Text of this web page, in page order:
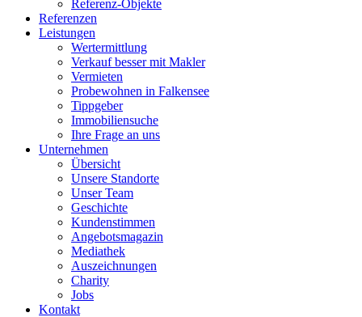
Referenz-Objekte
Referenzen
Leistungen
Wertermittlung
Verkauf besser mit Makler
Vermieten
Probewohnen in Falkensee
Tippgeber
Immobiliensuche
Ihre Frage an uns
Unternehmen
Übersicht
Unsere Standorte
Unser Team
Geschichte
Kundenstimmen
Angebotsmagazin
Mediathek
Auszeichnungen
Charity
Jobs
Kontakt